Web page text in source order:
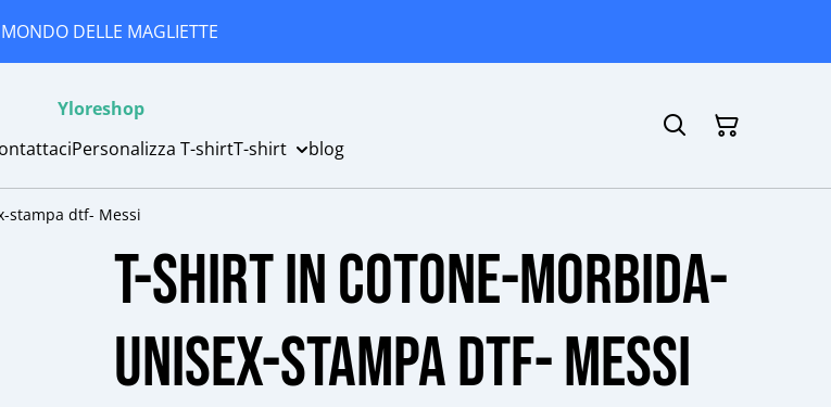
DELLE MAGLIETTE
Yloreshop
Personalizza T-shirtT-shirt blog
stampa dtf- Messi
T-shirt in cotone-morbida-
unisex-stampa dtf- Messi